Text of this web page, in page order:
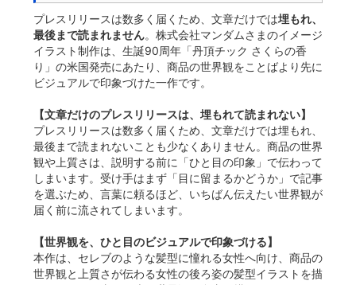
プレスリリースは数多く届くため、文章だけでは埋もれ、
最後まで読まれません。株式会社マンダムさまのイメージ
イラスト制作は、生誕90周年「丹頂チック さくらの香
り」の米国発売にあたり、商品の世界観をことばより先に
ビジュアルで印象づけた一作です。
【文章だけのプレスリリースは、埋もれて読まれない】
プレスリリースは数多く届くため、文章だけでは埋もれ、
最後まで読まれないことも少なくありません。商品の世界
観や上質さは、説明する前に「ひと目の印象」で伝わって
しまいます。受け手はまず「目に留まるかどうか」で記事
を選ぶため、言葉に頼るほど、いちばん伝えたい世界観が
届く前に流されてしまいます。
【世界観を、ひと目のビジュアルで印象づける】
本作は、セレブのような髪型に憧れる女性へ向け、商品の
世界観と上質さが伝わる女性の後ろ姿の髪型イラストを描